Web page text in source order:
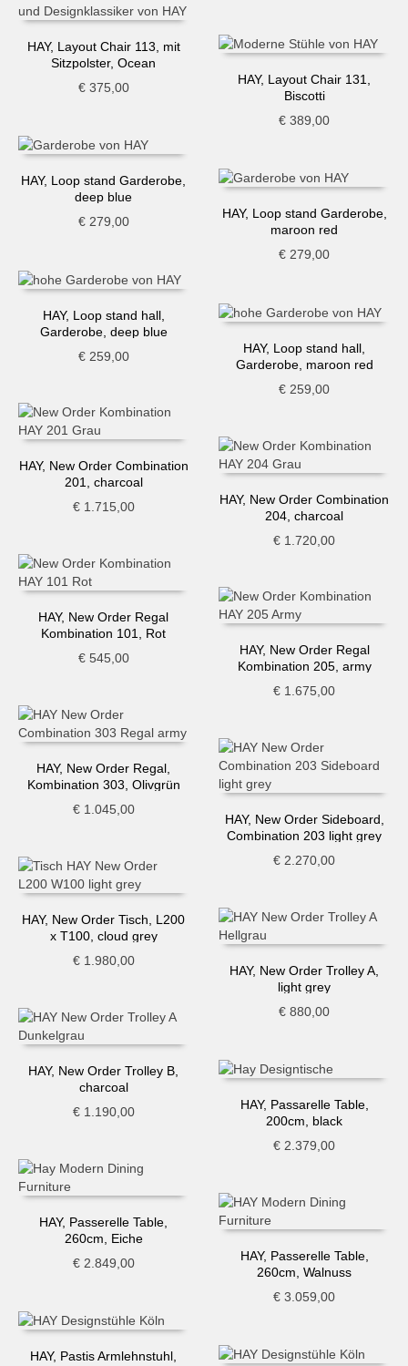
HAY, Layout Chair 113, mit
Sitzpolster, Ocean
€375,00
HAY, Layout Chair 131,
Biscotti
€ 389,00
HAY, Loop stand Garderobe,
deep blue
€279,00
HAY, Loop stand Garderobe,
maroon red
€ 279,00
HAY, Loop stand hall,
Garderobe, deep blue
€259,00
HAY, Loop stand hall,
Garderobe, maroon red
€ 259,00
HAY, New Order Combination
201, charcoal
€1.715,00
HAY, New Order Combination
204, charcoal
€ 1.720,00
HAY, New Order Regal
Kombination 101, Rot
€545,00
HAY, New Order Regal
Kombination 205, army
€ 1.675,00
HAY, New Order Regal,
Kombination 303, Olivgrün
€1.045,00
HAY, New Order Sideboard,
Combination 203 light grey
€ 2.270,00
HAY, New Order Tisch, L200
x T100, cloud grey
€1.980,00
HAY, New Order Trolley A,
light grey
€ 880,00
HAY, New Order Trolley B,
charcoal
€1.190,00
HAY, Passarelle Table,
200cm, black
€ 2.379,00
HAY, Passerelle Table,
260cm, Eiche
€2.849,00
HAY, Passerelle Table,
260cm, Walnuss
€ 3.059,00
HAY, Pastis Armlehnstuhl,